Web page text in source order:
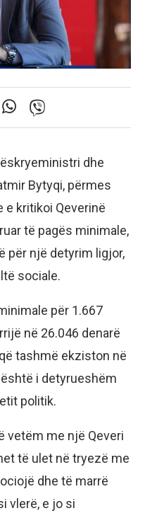
dhe
Bytyqi, përmes
kritikoi Qeverinë
të pagës minimale,
për një detyrim ligjor,
sociale.
për 1.667
në 26.046 denarë
tashmë ekziston në
i detyrueshëm
politik.
vetëm me një Qeveri
të ulet në tryezë me
dhe të marrë
vlerë, e jo si